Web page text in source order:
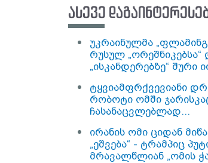
ასევე
უკრაინულმა
რუსულ „ორეშნიკებსა“
„ისკანდერებზე“ შური
ტყვიამფრქვევიანი
რობოტი ომში
ჩასანაცვლებლად...
ირანის ომი ციდან
„ეშვება“ - ტრამპიც
მრავალწლიან „ომის